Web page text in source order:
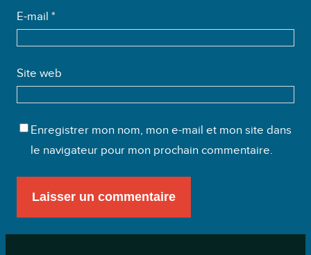
E-mail *
Site web
Enregistrer mon nom, mon e-mail et mon site dans
le navigateur pour mon prochain commentaire.